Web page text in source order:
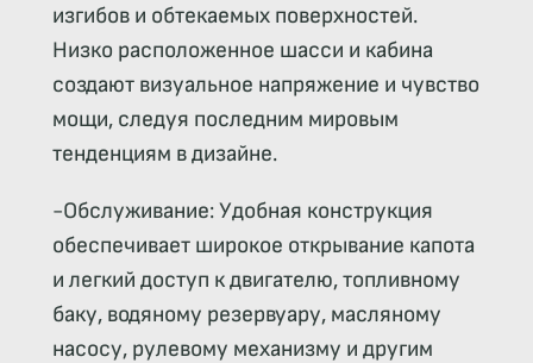
изгибов и обтекаемых поверхностей.
Низко расположенное шасси и кабина
создают визуальное напряжение и чувство
мощи, следуя последним мировым
тенденциям в дизайне.
-Обслуживание: Удобная конструкция
обеспечивает широкое открывание капота
и легкий доступ к двигателю, топливному
баку, водяному резервуару, масляному
насосу, рулевому механизму и другим